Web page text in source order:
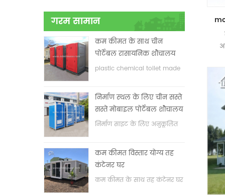
गरम सामान
कम कीमत के साथ चीन
पोर्टेबल रासायनिक शौचालय
plastic chemical toilet made
निर्माण स्थल के लिए चीन सस्ते
सस्ते मोबाइल पोर्टेबल शौचालय
निर्माण साइट के लिए अनुकूलित
कम कीमत विस्तार योग्य तह
कंटेनर घर
कम कीमत के साथ तह कंटेनर घर